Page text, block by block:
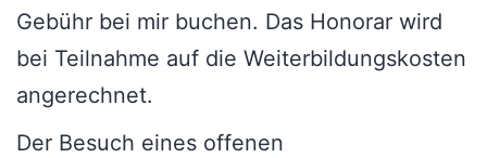
Gebühr bei mir buchen. Das Honorar wird
bei Teilnahme auf die Weiterbildungskosten
angerechnet.
Der Besuch eines offenen